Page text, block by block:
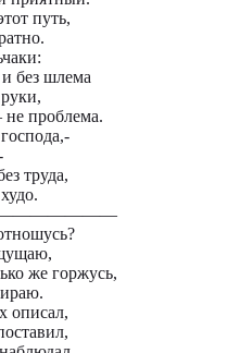
путь,
без шлема
проблема.
труда,
же горжусь,
описал,